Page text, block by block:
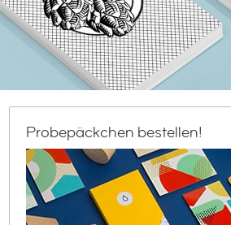
Probepäckchen bestellen!